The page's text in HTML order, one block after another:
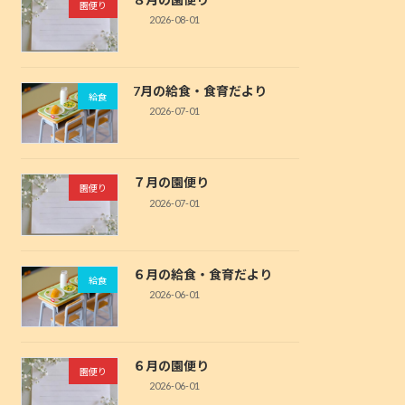
園便り
2026-08-01
給食 7月の給食・食育だより
2026-07-01
園便り ７月の園便り
2026-07-01
給食 ６月の給食・食育だより
2026-06-01
園便り ６月の園便り
2026-06-01